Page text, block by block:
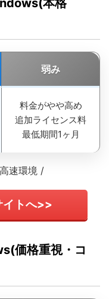
弱み
料金がやや高め
追加ライセンス料
最低期間1ヶ月
速環境 /
トへ>>
価格重視・コ